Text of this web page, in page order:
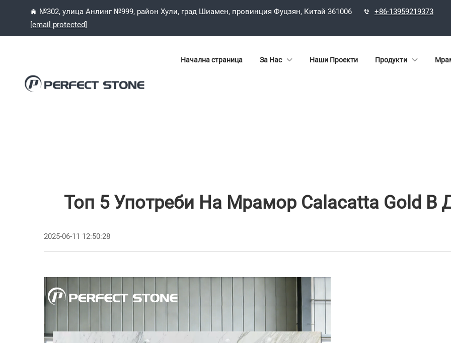
№302, улица Анлинг №999, район Хули, град Шиамен, провинция Фуцзян, Китай 361006
+86-13959219373
[email protected]
Начална страница За Нас Наши Проекти Продукти
Топ 5 Употреби На Мрамор Calacatta Gold
2025-06-11 12:50:28